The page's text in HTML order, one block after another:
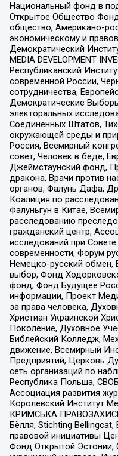
Национальный фонд в
Открытое Общество
общество, Американо-
экономическому и
Демократический
MEDIA DEVELOPMENT
Республиканский
современной России,
сотрудничества,
Демократические
электоральных
Соединенных Штатов,
окружающей среды и
Россия, Всемирный
совет, Человек в беде,
Джеймстаунский фонд,
дракона, Врачи против
органов, Фалунь Дафа,
Коалиция по
Фалуньгун в Китае,
расследованию
гражданский центр,
исследований при
современности, Форум
Немецко-русский обмен,
выбор, Фонд
фонд, Фонд Будущее
информации, Проект
за права человека,
Христиан Украинской
Поколение, Духовное
Библейский Колледж,
движение, Всемирный
Предприятий, Церковь
сеть организаций по
Республика Польша,
Ассоциация развития
Королевский Институт
КРИМСЬКА
Бёлля, Stichting Bellingcat,
правовой инициативы
Фонд Открытой Эстонии,